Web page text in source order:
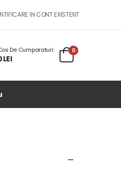
IN CONT EXISTENT
De Cumparaturi:
LEI
0